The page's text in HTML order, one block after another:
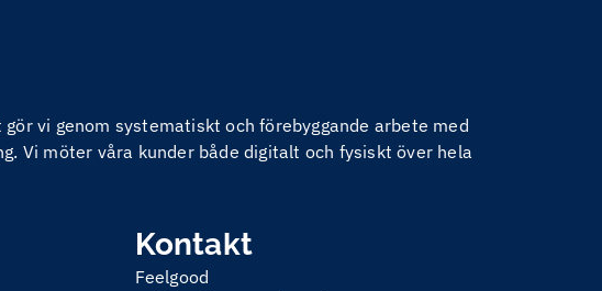
vi genom systematiskt och förebyggande arbete med
Vi möter våra kunder både digitalt och fysiskt över hela
Kontakt
Feelgood